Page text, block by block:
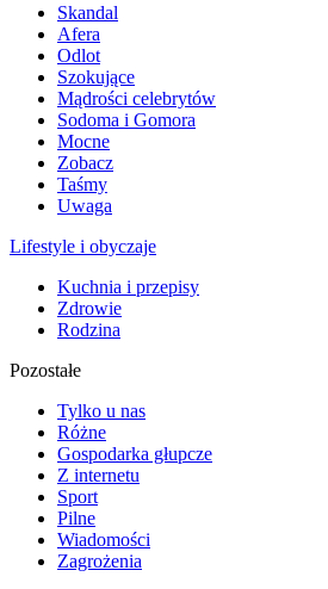
Skandal
Afera
Odlot
Szokujące
Mądrości celebrytów
Sodoma i Gomora
Mocne
Zobacz
Taśmy
Uwaga
Lifestyle i obyczaje
Kuchnia i przepisy
Zdrowie
Rodzina
Pozostałe
Tylko u nas
Różne
Gospodarka głupcze
Z internetu
Sport
Pilne
Wiadomości
Zagrożenia